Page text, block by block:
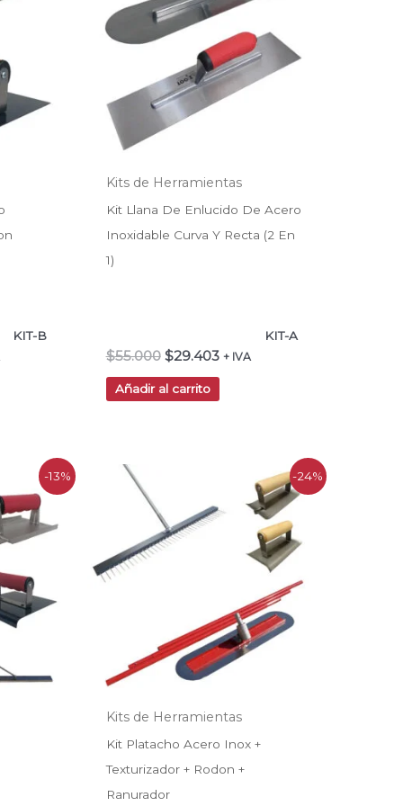
KIT-B
Kits de Herramientas
Kit Llana De Enlucido De Acero
Inoxidable Curva Y Recta (2 En
1)
KIT-A
$55.000
$55.000.
$29.403
$29.403.
+ IVA
Añadir al carrito
-13% -24%
Kits de Herramientas
Kit Platacho Acero Inox +
Texturizador + Rodon +
Ranurador
original
era:
$330.000.
precio
actual
$250.000.